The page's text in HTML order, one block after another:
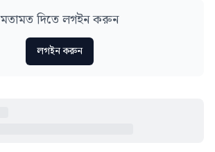
মতামত দিতে লগইন করুন
লগইন করুন